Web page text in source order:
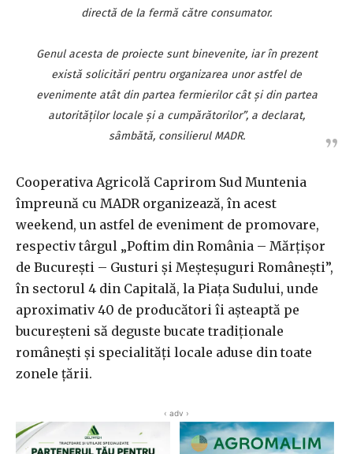
directă de la fermă către consumator.
Genul acesta de proiecte sunt binevenite, iar în prezent
există solicitări pentru organizarea unor astfel de
evenimente atât din partea fermierilor cât şi din partea
autorităţilor locale şi a cumpărătorilor”, a declarat,
sâmbătă, consilierul MADR.
Cooperativa Agricolă Caprirom Sud Muntenia
împreună cu MADR organizează, în acest
weekend, un astfel de eveniment de promovare,
respectiv târgul „Poftim din România – Mărţişor
de Bucureşti – Gusturi şi Meşteşuguri Româneşti”,
în sectorul 4 din Capitală, la Piaţa Sudului, unde
aproximativ 40 de producători îi aşteaptă pe
bucureşteni să deguste bucate tradiţionale
româneşti şi specialităţi locale aduse din toate
zonele ţării.
‹ adv ›